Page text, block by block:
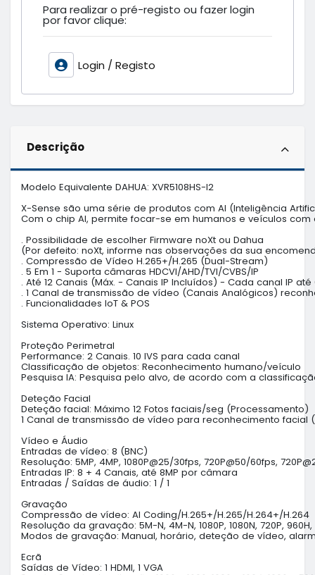
Para realizar o pré-registo ou fazer login
por favor clique:
Login / Registo
Descrição
Modelo Equivalente DAHUA: XVR5108HS-I2
X-Sense são uma série de produtos com AI (Inteligência
Com o chip AI, permite focar-se em humanos e veículos
. Possibilidade de escolher Firmware noXt ou Dahua
(Por defeito: noXt, informe nas observações da sua
. Compressão de Vídeo H.265+/H.265 (Dual-Stream)
. 5 Em 1 - Suporta câmaras HDCVI/AHD/TVI/CVBS/IP
. Até 12 Canais (Máx. - Canais IP Incluídos) - Cada canal IP até
. 1 Canal de transmissão de vídeo (Canais Analógicos)
. Funcionalidades IoT & POS
Sistema Operativo: Linux
Proteção Perimetral
Performance: 2 Canais. 10 IVS para cada canal
Classificação de objetos: Reconhecimento humano/veículo
Pesquisa IA: Pesquisa pelo alvo, de acordo com a
Deteção Facial
Deteção facial: Máximo 12 Fotos faciais/seg (Processamento)
1 Canal de transmissão de vídeo para reconhecimento
Vídeo e Áudio
Entradas de vídeo: 8 (BNC)
Resolução: 5MP, 4MP, 1080P@25/30fps, 720P@50/60fps,
Entradas IP: 8 + 4 Canais, até 8MP por câmara
Entradas / Saídas de áudio: 1 / 1
Gravação
Compressão de vídeo: AI Coding/H.265+/H.265/H.264+/H.264
Resolução da gravação: 5M-N, 4M-N, 1080P, 1080N, 720P, 960H,
Modos de gravação: Manual, horário, deteção de vídeo,
Ecrã
Saídas de Vídeo: 1 HDMI, 1 VGA